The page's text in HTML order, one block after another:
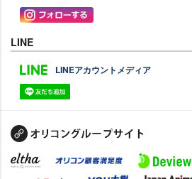
LINE
LINEアカウントメディア